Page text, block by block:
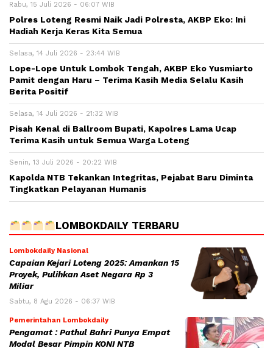
Rabu, 15 Juli 2026 - 06:07 WIB
Polres Loteng Resmi Naik Jadi Polresta, AKBP Eko: Ini
Hadiah Kerja Keras Kita Semua
Selasa, 14 Juli 2026 - 23:44 WIB
Lope-Lope Untuk Lombok Tengah, AKBP Eko Yusmiarto
Pamit dengan Haru – Terima Kasih Media Selalu Kasih
Berita Positif
Selasa, 14 Juli 2026 - 21:32 WIB
Pisah Kenal di Ballroom Bupati, Kapolres Lama Ucap
Terima Kasih untuk Semua Warga Loteng
Senin, 13 Juli 2026 - 20:22 WIB
Kapolda NTB Tekankan Integritas, Pejabat Baru Diminta
Tingkatkan Pelayanan Humanis
LOMBOKDAILY TERBARU
Lombokdaily Nasional
Capaian Kejari Loteng 2025: Amankan 15
Proyek, Pulihkan Aset Negara Rp 3
Miliar
Sabtu, 8 Agu 2026 - 06:37 WIB
Pemerintahan Lombokdaily
Pengamat : Pathul Bahri Punya Empat
Modal Besar Pimpin KONI NTB